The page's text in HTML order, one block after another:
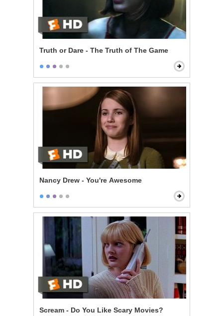
Truth or Dare - The Truth of The Game
Nancy Drew - You're Awesome
Scream - Do You Like Scary Movies?